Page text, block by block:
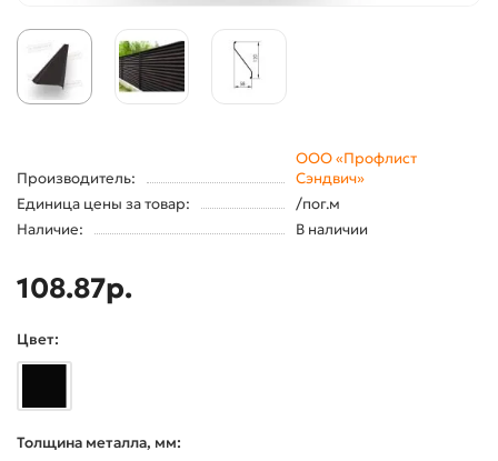
Производитель:
ООО «Профлист
Сэндвич»
Единица цены за товар:
/пог.м
Наличие:
В наличии
108.87р.
Цвет:
Толщина металла, мм: